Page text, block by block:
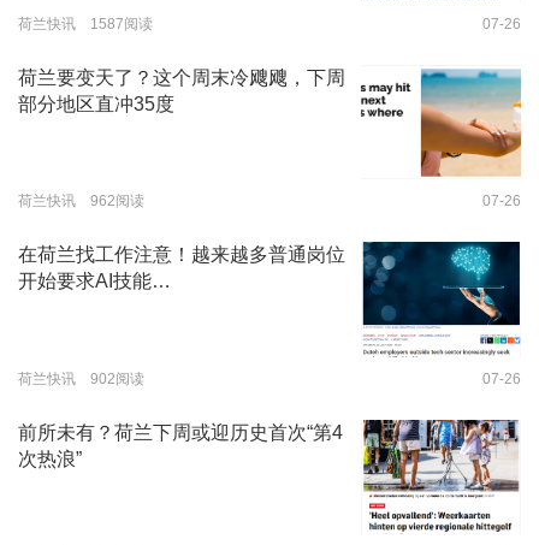
荷兰快讯 1587阅读 07-26
荷兰要变天了？这个周末冷飕飕，下周
部分地区直冲35度
荷兰快讯 962阅读 07-26
在荷兰找工作注意！越来越多普通岗位
开始要求AI技能…
荷兰快讯 902阅读 07-26
前所未有？荷兰下周或迎历史首次“第4
次热浪”